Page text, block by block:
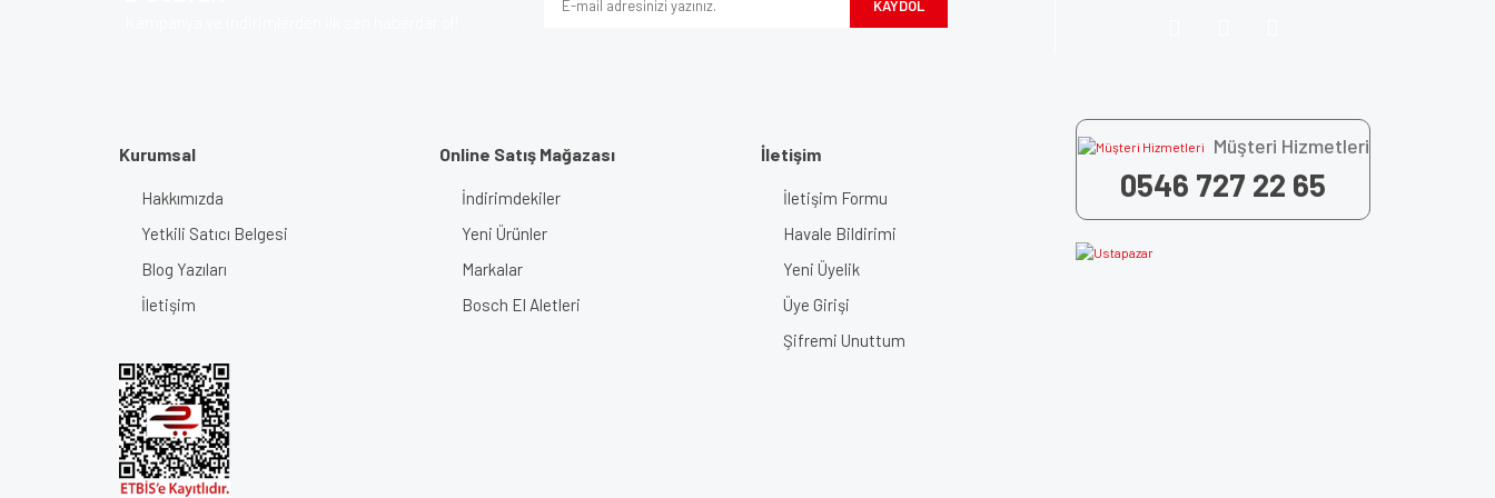
KAYDOL
Kurumsal
Hakkımızda
Yetkili Satıcı Belgesi
Blog Yazıları
İletişim
Online Satış Mağazası
İndirimdekiler
Yeni Ürünler
Markalar
Bosch El Aletleri
İletişim
İletişim Formu
Havale Bildirimi
Yeni Üyelik
Üye Girişi
Şifremi Unuttum
Müşteri Hizmetleri
0546 727 22 65